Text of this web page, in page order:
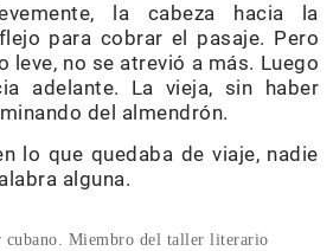
la cabeza hacia la
para cobrar el pasaje. Pero
leve, no se atrevió a más. Luego
adelante. La vieja, sin haber
del almendrón.
lo que quedaba de viaje, nadie
alguna.
cubano. Miembro del taller literario